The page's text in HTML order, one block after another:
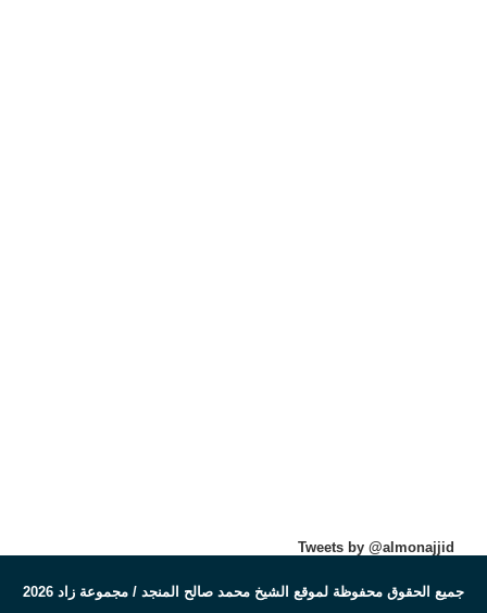
Tweets by @almonajjid
جميع الحقوق محفوظة لموقع الشيخ محمد صالح المنجد / مجموعة زاد 2026